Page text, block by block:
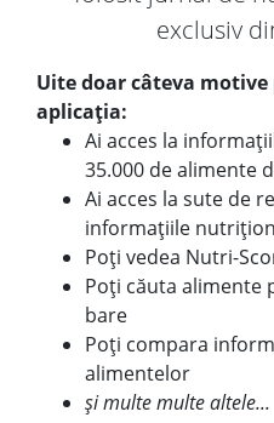
exclusiv
Uite doar câteva
aplicația:
Ai acces la
35.000 de alimente
Ai acces la sute de
informațiile
Poți vedea Nutri-
Poți căuta alimente
bare
Poți compara
alimentelor
și multe multe altele...